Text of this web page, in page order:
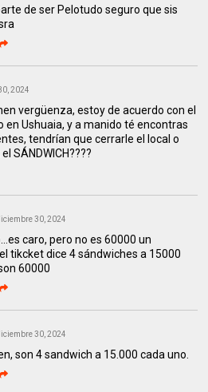
de ser Pelotudo seguro que sis
2024
vergüenza, estoy de acuerdo con el
en Ushuaia, y a manido té encontras
tendrían que cerrarle el local o
SÁNDWICH????
30, 2024
caro, pero no es 60000 un
tikcket dice 4 sándwiches a 15000
60000
30, 2024
son 4 sandwich a 15.000 cada uno.